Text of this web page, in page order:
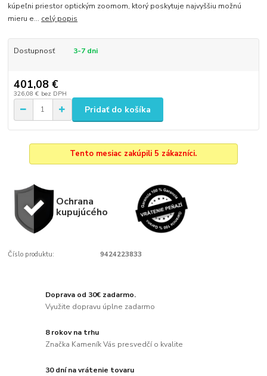
kúpeľni priestor optickým zoomom, ktorý poskytuje najvyššiu možnú
mieru e... celý popis
Dostupnosť 3-7 dni
401,08 €
326,08 € bez DPH
Pridať do košíka
Tento mesiac zakúpili 5 zákazníci.
Ochrana
kupujúcého
Číslo produktu: 9424223833
Doprava od 30€ zadarmo.
Využite dopravu úplne zadarmo
8 rokov na trhu
Značka Kameník Vás presvedčí o kvalite
30 dní na vrátenie tovaru